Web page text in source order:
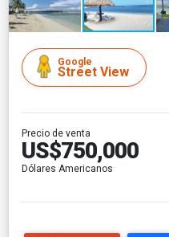
Google
Street View
Precio de venta
US$750,000
Dólares Americanos